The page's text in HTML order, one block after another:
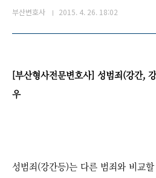
부산변호사 2015. 4. 26. 18:02
[부산형사전문변호사] 성범죄(강간,
우
성범죄(강간등)는 다른 범죄와 비교